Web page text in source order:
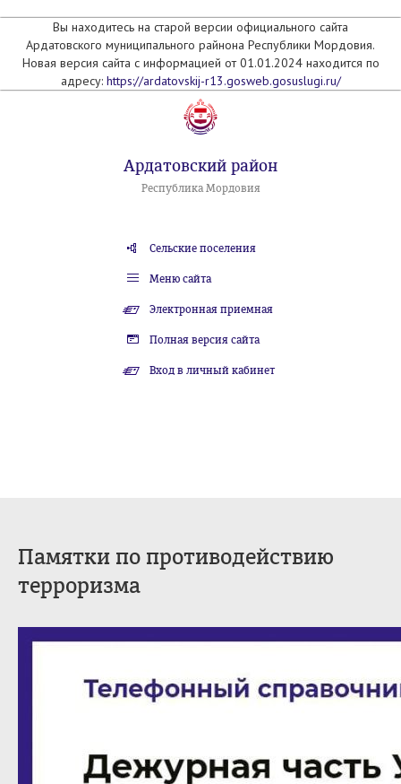
Вы находитесь на старой версии официального сайта
Ардатовского муниципального райнона Республики Мордовия.
Новая версия сайта с информацией от 01.01.2024 находится по
адресу: https://ardatovskij-r13.gosweb.gosuslugi.ru/
Ардатовский район
Республика Мордовия
Сельские поселения
Меню сайта
Электронная приемная
Полная версия сайта
Вход в личный кабинет
Памятки по противодействию
терроризма